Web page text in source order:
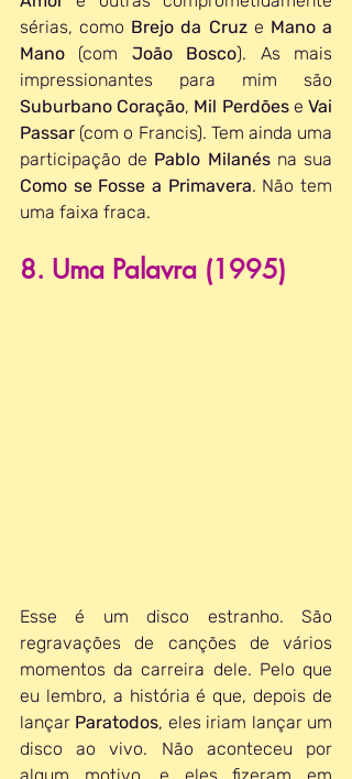
sérias, como Brejo da Cruz e Mano a
Mano (com João Bosco). As mais
Suburbano Coração, Mil Perdões e Vai
Passar (com o Francis). Tem ainda uma
participação de Pablo Milanés
Como se Fosse a Primavera. Não tem
uma faixa fraca.
8. Uma Palavra (1995)
Esse é um disco estranho. São
regravações de canções de vários
momentos da carreira dele. Pelo que
eu lembro, a história é que, depois de
lançar Paratodos, eles iriam lançar um
disco ao vivo. Não aconteceu por